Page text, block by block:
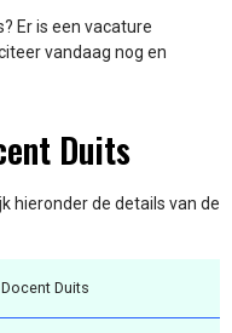
Er is een vacature
vandaag nog en
Duits
hieronder de details van de
Docent Duits